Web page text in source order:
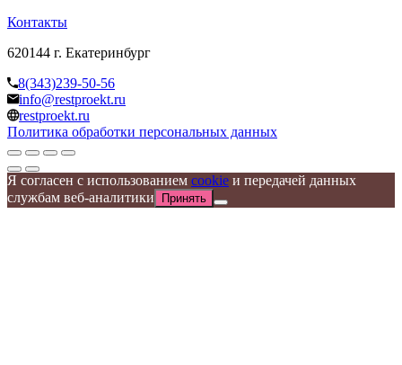
Контакты
620144 г. Екатеринбург
8(343)239-50-56
info@restproekt.ru
restproekt.ru
Политика обработки персональных данных
Я согласен с использованием cookie и передачей данных
службам веб-аналитики
Принять